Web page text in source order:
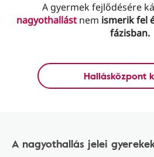
A gyermek fejlődésére
nagyothallást nem ismerik fel
fázisban.
Hallásközpont
A nagyothallás jelei